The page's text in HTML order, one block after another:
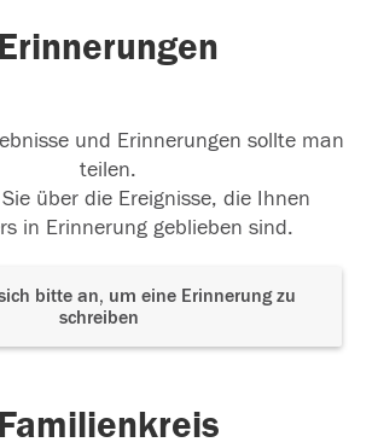
Erinnerungen
und Erinnerungen sollte man
teilen.
über die Ereignisse, die Ihnen
in Erinnerung geblieben sind.
bitte an, um eine Erinnerung zu
schreiben
Familienkreis